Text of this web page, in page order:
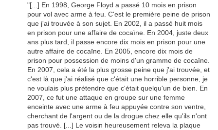
"[...] En 1998, George Floyd a passé 10 mois en prison
pour vol avec arme à feu. C'est le première peine de prison
que j'ai trouvée à son sujet. En 2002, il a passé huit mois
en prison pour une affaire de cocaïne. En 2004, juste deux
ans plus tard, il passe encore dix mois en prison pour une
autre affaire de cocaïne. En 2005, encore dix mois de
prison pour possession de moins d'un gramme de cocaïne.
En 2007, cela a été la plus grosse peine que j'ai trouvée, et
c'est là que j'ai réalisé que c'était une horrible personne, je
ne voulais plus prétendre que c'était quelqu'un de bien. En
2007, ce fut une attaque en groupe sur une femme
enceinte avec une arme à feu appuyée contre son ventre,
cherchant de l'argent ou de la drogue chez elle qu'ils n'ont
pas trouvé. [...] Le voisin heureusement releva la plaque